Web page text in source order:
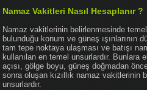
Namaz Vakitleri Nasıl Hesaplanır ?
Namaz vakitlerinin belirlenmesinde
bulunduğu konum ve güneş ışınlarının
tam tepe noktaya ulaşması ve batışı
kullanılan en temel unsurlardır. Bunlara
açısı, gölge boyu, güneş doğmadan
sonra oluşan kızıllık namaz vakitlerinin
unsurlardır.